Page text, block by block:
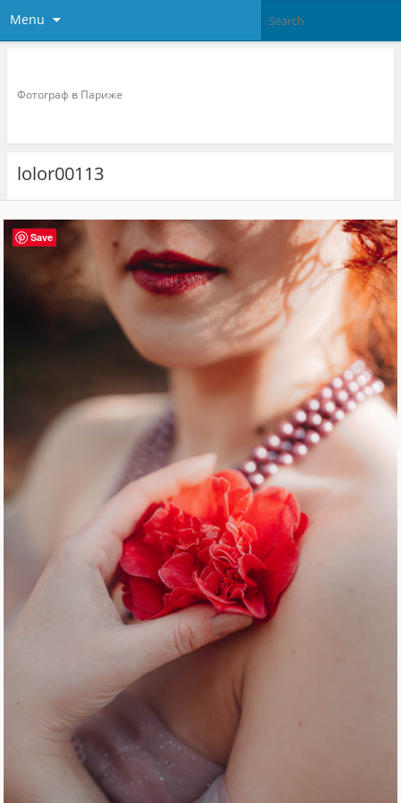
Menu
Фотограф в Париже
lolor00113
Save